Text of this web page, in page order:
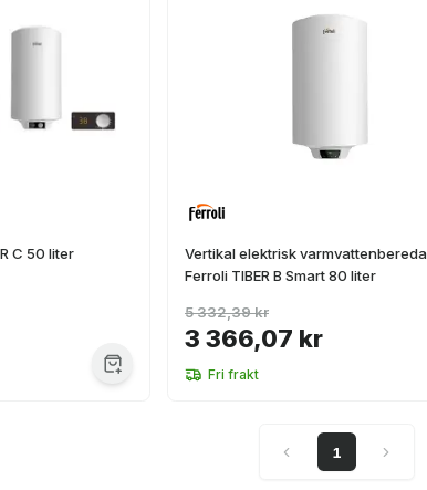
C 50 liter
Vertikal elektrisk
Ferroli TIBER B Smart 80 liter
3 366,07 kr
5 332,39 kr
Fri frakt
1